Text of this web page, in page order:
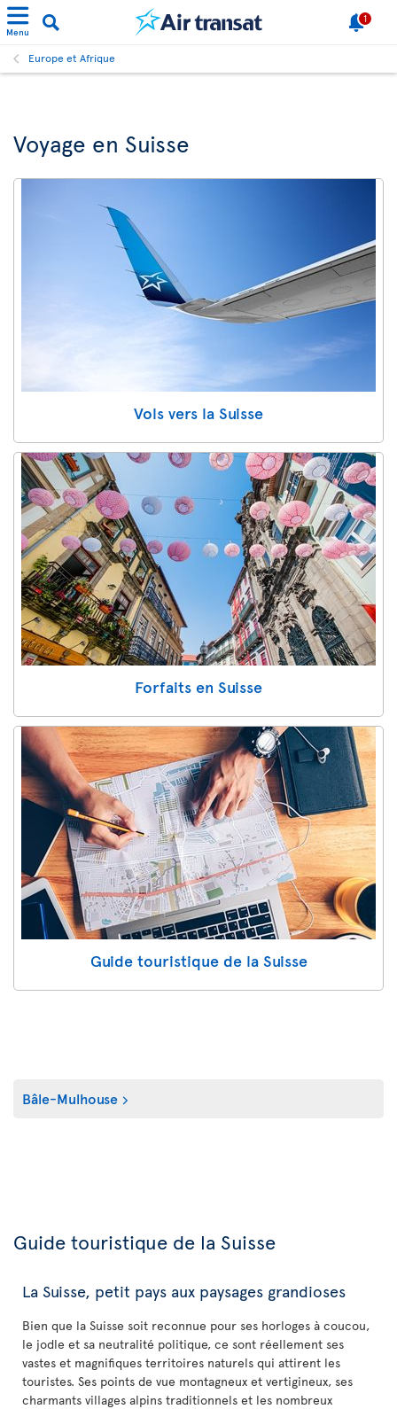
Menu
1
Europe et Afrique
Voyage en Suisse
Vols vers la Suisse
Forfaits en Suisse
Guide touristique de la Suisse
Bâle-Mulhouse
Guide touristique de la Suisse
La Suisse, petit pays aux paysages grandioses
Bien que la Suisse soit reconnue pour ses horloges à coucou,
le jodle et sa neutralité politique, ce sont réellement ses
vastes et magnifiques territoires naturels qui attirent les
touristes. Ses points de vue montagneux et vertigineux, ses
charmants villages alpins traditionnels et les nombreux